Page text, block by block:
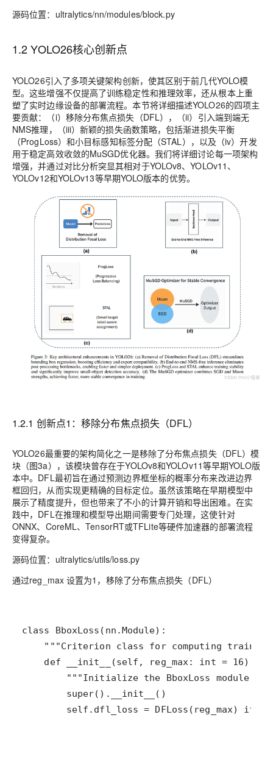
源码位置：ultralytics/nn/modules/block.py
1.2 YOLO26核心创新点
YOLO26引入了多项关键架构创新，使其区别于前几代YOLO模
型。这些增强不仅提高了训练稳定性和推理效率，还从根本上重
塑了实时边缘设备的部署流程。本节将详细描述YOLO26的四项主
要贡献：（i）移除分布焦点损失（DFL），（ii）引入端到端无
NMS推理，（iii）新颖的损失函数策略，包括渐进损失平衡
（ProgLoss）和小目标感知标签分配（STAL），以及（iv）开发
用于稳定高效收敛的MuSGD优化器。我们将详细讨论每一项架构
增强，并通过对比分析突显其相对于YOLOv8、YOLOv11、
YOLOv12和YOLOv13等早期YOLO版本的优势。
1.2.1 创新点1：移除分布焦点损失（DFL）
YOLO26最重要的架构简化之一是移除了分布焦点损失（DFL）模
块（图3a），该模块曾存在于YOLOv8和YOLOv11等早期YOLO版
本中。DFL最初旨在通过预测边界框坐标的概率分布来改进边界
框回归，从而实现更精确的目标定位。虽然该策略在早期模型中
展示了精度提升，但也带来了不小的计算开销和导出困难。在实
践中，DFL在推理和模型导出期间需要专门处理，这使针对
ONNX、CoreML、TensorRT或TFLite等硬件加速器的部署流程
变得复杂。
源码位置：ultralytics/utils/loss.py
通过reg_max 设置为1，移除了分布焦点损失（DFL）
self.dfl_loss = DFLoss(reg_max) if